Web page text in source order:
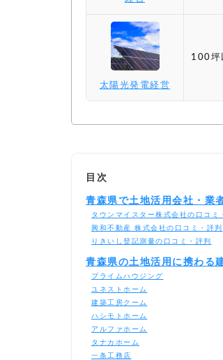
太陽光発電経営
100坪
目次
青森県で土地活用会社・業
タウンマイスター株式会社の口コミ
興和不動産 株式会社の口コミ・評判
りきいし登記測量の口コミ・評判
青森県の土地活用に携わる
プライムハウジング
ユネストホーム
建築工房クーム
ハシモトホーム
アルファホーム
タナカホーム
一条工務店